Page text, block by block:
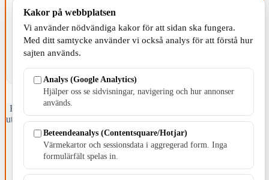
KOMMUNEN
Fristående webbtidningsföretag grundat 1991 som sedan 2002 ger
ut tidningen Skillingaryd.nu och 2010 lanserades Värnamo.nu. Från
april 2026 omfattar Skillingaryd.nu tre kommuner: Gnosjö,
Värnamo och Vaggeryds kommun.
Kontakta oss
E-post: redaktionen@skillingaryd.nu
Kakor på webbplatsen
Vi använder nödvändiga kakor för att sidan ska fungera.
Med ditt samtycke använder vi också analys för att förstå hur
sajten används.
Analys (Google Analytics)
Hjälper oss se sidvisningar, navigering och hur annonser
används.
Beteendeanalys (Contentsquare/Hotjar)
Värmekartor och sessionsdata i aggregerad form. Inga
formulärfält spelas in.